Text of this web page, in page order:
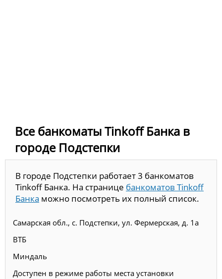
Все банкоматы Tinkoff Банка в
городе Подстепки
В городе Подстепки работает 3 банкоматов
Tinkoff Банка. На странице банкоматов Tinkoff
Банка можно посмотреть их полный список.
Самарская обл., с. Подстепки, ул. Фермерская, д. 1а
ВТБ
Миндаль
Доступен в режиме работы места установки